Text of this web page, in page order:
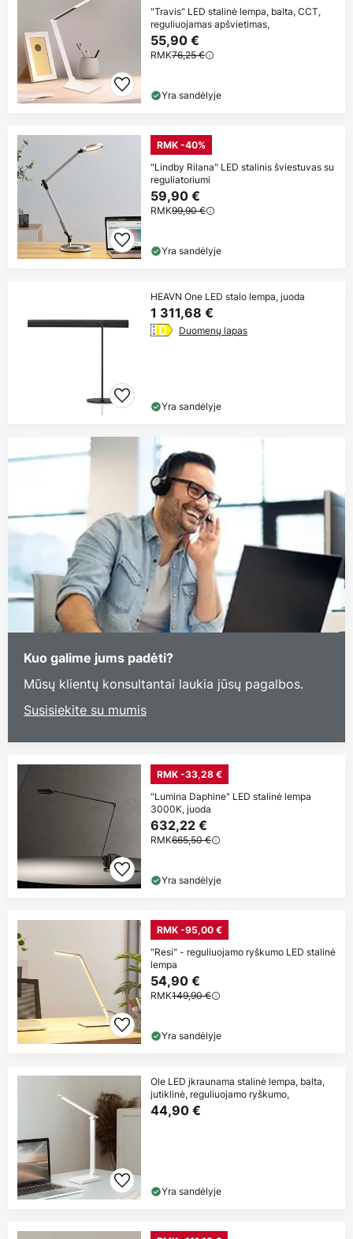
"Travis" LED stalinė lempa, balta, CCT,
reguliuojamas apšvietimas,
55,90 €
RMK76,25 €
Yra sandėlyje
RMK -40%
"Lindby Rilana" LED stalinis šviestuvas su
reguliatoriumi
59,90 €
RMK99,90 €
Yra sandėlyje
HEAVN One LED stalo lempa, juoda
1 311,68 €
Duomenų lapas
Yra sandėlyje
Kuo galime jums padėti?
Mūsų klientų konsultantai laukia jūsų pagalbos.
Susisiekite su mumis
RMK -33,28 €
"Lumina Daphine" LED stalinė lempa
3000K, juoda
632,22 €
RMK665,50 €
Yra sandėlyje
RMK -95,00 €
"Resi" - reguliuojamo ryškumo LED stalinė
lempa
54,90 €
RMK149,90 €
Yra sandėlyje
Ole LED įkraunama stalinė lempa, balta,
jutiklinė, reguliuojamo ryškumo,
44,90 €
Yra sandėlyje